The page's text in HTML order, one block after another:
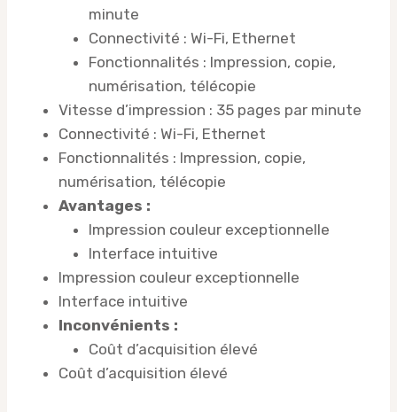
minute
Connectivité : Wi-Fi, Ethernet
Fonctionnalités : Impression, copie,
numérisation, télécopie
Vitesse d’impression : 35 pages par minute
Connectivité : Wi-Fi, Ethernet
Fonctionnalités : Impression, copie,
numérisation, télécopie
Avantages :
Impression couleur exceptionnelle
Interface intuitive
Impression couleur exceptionnelle
Interface intuitive
Inconvénients :
Coût d’acquisition élevé
Coût d’acquisition élevé